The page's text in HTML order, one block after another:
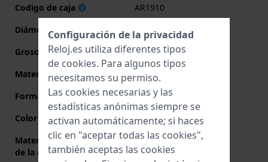
Codigo de caja
AR1910
Diámetro
32 mm
Grosor de la caja
8 mm
Material
Acero inoxidable
Forma del reloj
Redondo
Color de la caja
Oro
Material de la parte trasera
de la caja
Acero inoxidable
Configuración de la privacidad
Reloj.es utiliza diferentes tipos
de cookies. Para algunos tipos
necesitamos su permiso.
Las cookies necesarias y las
estadísticas anónimas siempre se
activan automáticamente; si haces
clic en "aceptar todas las cookies",
también aceptas las cookies